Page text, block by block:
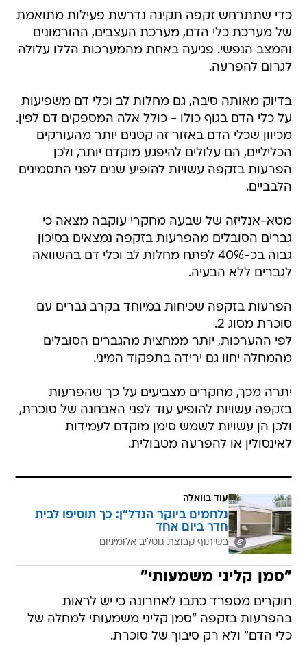
כדי שתתרחש זקפה תקינה נדרשת פעילות מתואמת
של מערכת כלי הדם, מערכת העצבים, ההורמונים
והמצב הנפשי. פגיעה באחת מהמערכות הללו עלולה
לגרום להפרעה.
בדיוק מאותה סיבה, גם מחלות לב וכלי דם משפיעות
על כלי הדם בגוף כולו - כולל אלה המספקים דם לפין.
מכיוון שכלי הדם באזור זה קטנים יותר מהעורקים
הכליליים, הם עלולים להיפגע מוקדם יותר, ולכן
הפרעות בזקפה עשויות להופיע שנים לפני התסמינים
הלבביים.
מטא-אנליזה של שבעה מחקרי עוקבה מצאה כי
גברים הסובלים מהפרעות בזקפה נמצאים בסיכון
גבוה בכ-40% לפתח מחלות לב וכלי דם בהשוואה
לגברים ללא הבעיה.
הפרעות בזקפה שכיחות במיוחד בקרב גברים עם
סוכרת מסוג 2.
לפי ההערכות, יותר ממחצית מהגברים הסובלים
מהמחלה יחוו גם ירידה בתפקוד המיני.
יתרה מכך, מחקרים מצביעים על כך שהפרעות
בזקפה עשויות להופיע עוד לפני האבחנה של סוכרת,
ולכן הן עשויות לשמש סימן מוקדם לעמידות
לאינסולין או להפרעה מטבולית.
עוד בוואלה
נלחמים ביוקר הנדל"ן: כך תוסיפו לבית
חדר ביום אחד
בשיתוף קבוצת גוטליב אלומיניום
"סמן קליני משמעותי"
חוקרים מספרד כתבו לאחרונה כי יש לראות
בהפרעות בזקפה "סמן קליני משמעותי למחלה של
כלי הדם" ולא רק סיבוך של סוכרת.